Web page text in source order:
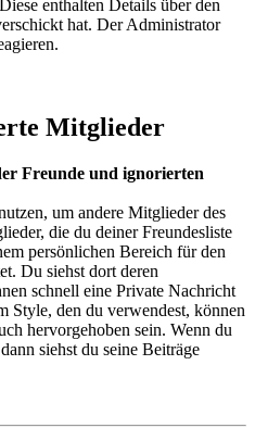
enthalten Details über den
hat. Der Administrator
Mitglieder
Freunde und ignorierten
um andere Mitglieder des
die du deiner Freundesliste
persönlichen Bereich für den
Du siehst dort deren
schnell eine Private Nachricht
Style, den du verwendest, können
hervorgehoben sein. Wenn du
siehst du seine Beiträge